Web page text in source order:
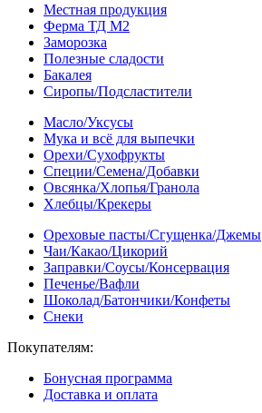
Местная продукция
Ферма ТД М2
Заморозка
Полезные сладости
Бакалея
Сиропы/Подсластители
Масло/Уксусы
Мука и всё для выпечки
Орехи/Сухофрукты
Специи/Семена/Добавки
Овсянка/Хлопья/Гранола
Хлебцы/Крекеры
Ореховые пасты/Сгущенка/Джемы
Чаи/Какао/Цикорий
Заправки/Соусы/Консервация
Печенье/Вафли
Шоколад/Батончики/Конфеты
Снеки
Покупателям:
Бонусная программа
Доставка и оплата